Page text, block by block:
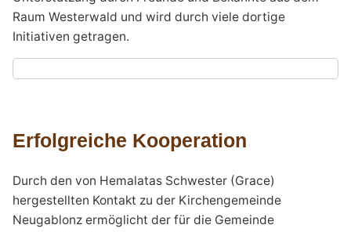
Raum Westerwald und wird durch viele dortige
Initiativen getragen.
Erfolgreiche Kooperation
Durch den von Hemalatas Schwester (Grace)
hergestellten Kontakt zu der Kirchengemeinde
Neugablonz ermöglicht der für die Gemeinde